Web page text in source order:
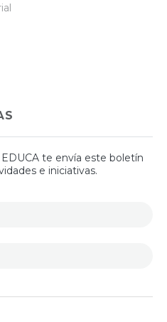
te envía este boletín
e iniciativas.